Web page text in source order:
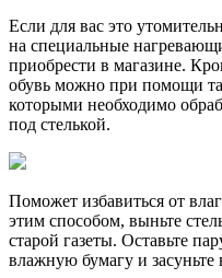
Если для вас это
на специальные
приобрести в магазине.
обувь можно при помощи
которыми необходимо
под стелькой.
Поможет избавиться от
этим способом, выньте
старой газеты. Оставьте
влажную бумагу и засуньте